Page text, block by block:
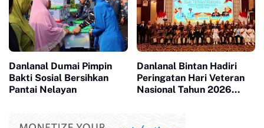
Danlanal Dumai Pimpin
Bakti Sosial Bersihkan
Pantai Nelayan
Danlanal Bintan Hadiri
Peringatan Hari Veteran
Nasional Tahun 2026